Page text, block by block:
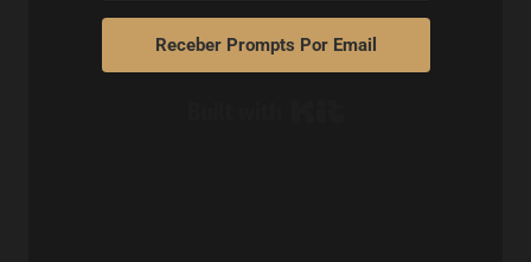
Receber Prompts Por Email